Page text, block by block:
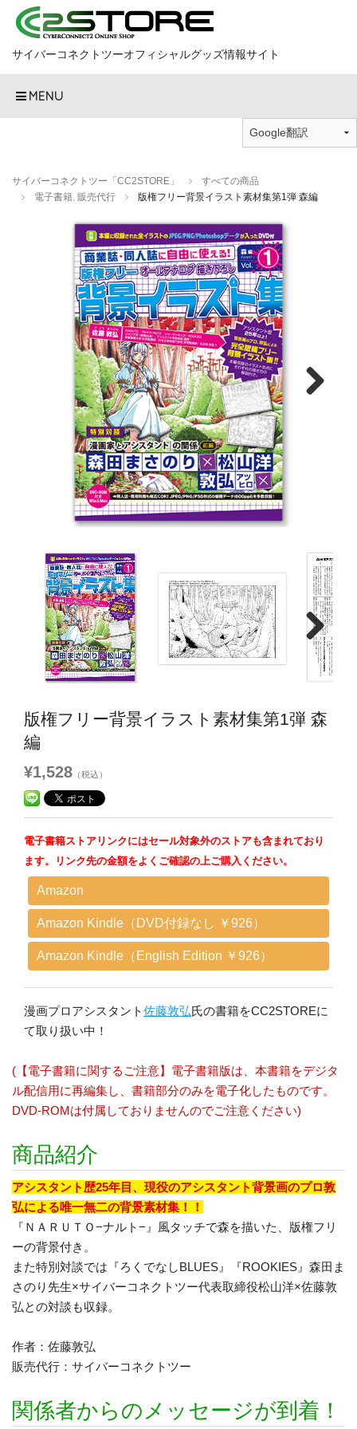
サイバーコネクトツーオフィシャルグッズ情報サイト
MENU
サイバーコネクトツー「CC2STORE」
すべての商品
電子書籍, 販売代行 版権フリー背景イラスト素材集第1弾 森編
Next
版権フリー背景イラスト素材集第1弾 森
編
¥1,528 （税込）
電子書籍ストアリンクにはセール対象外のストアも含まれており
ます。リンク先の金額をよくご確認の上ご購入ください。
Amazon
Amazon Kindle（DVD付録なし ￥926）
Amazon Kindle（English Edition ￥926）
漫画プロアシスタント佐藤敦弘氏の書籍をCC2STOREに
て取り扱い中！
(【電子書籍に関するご注意】電子書籍版は、本書籍をデジタ
ル配信用に再編集し、書籍部分のみを電子化したものです。
DVD‐ROMは付属しておりませんのでご注意ください)
商品紹介
アシスタント歴25年目、現役のアシスタント背景画のプロ敦
弘による唯一無二の背景素材集！！
『ＮＡＲＵＴＯ−ナルト−』風タッチで森を描いた、版権フリ
ーの背景付き。
また特別対談では『ろくでなしBLUES』『ROOKIES』森田ま
さのり先生×サイバーコネクトツー代表取締役松山洋×佐藤敦
弘との対談も収録。
作者：佐藤敦弘
販売代行：サイバーコネクトツー
関係者からのメッセージが到着！